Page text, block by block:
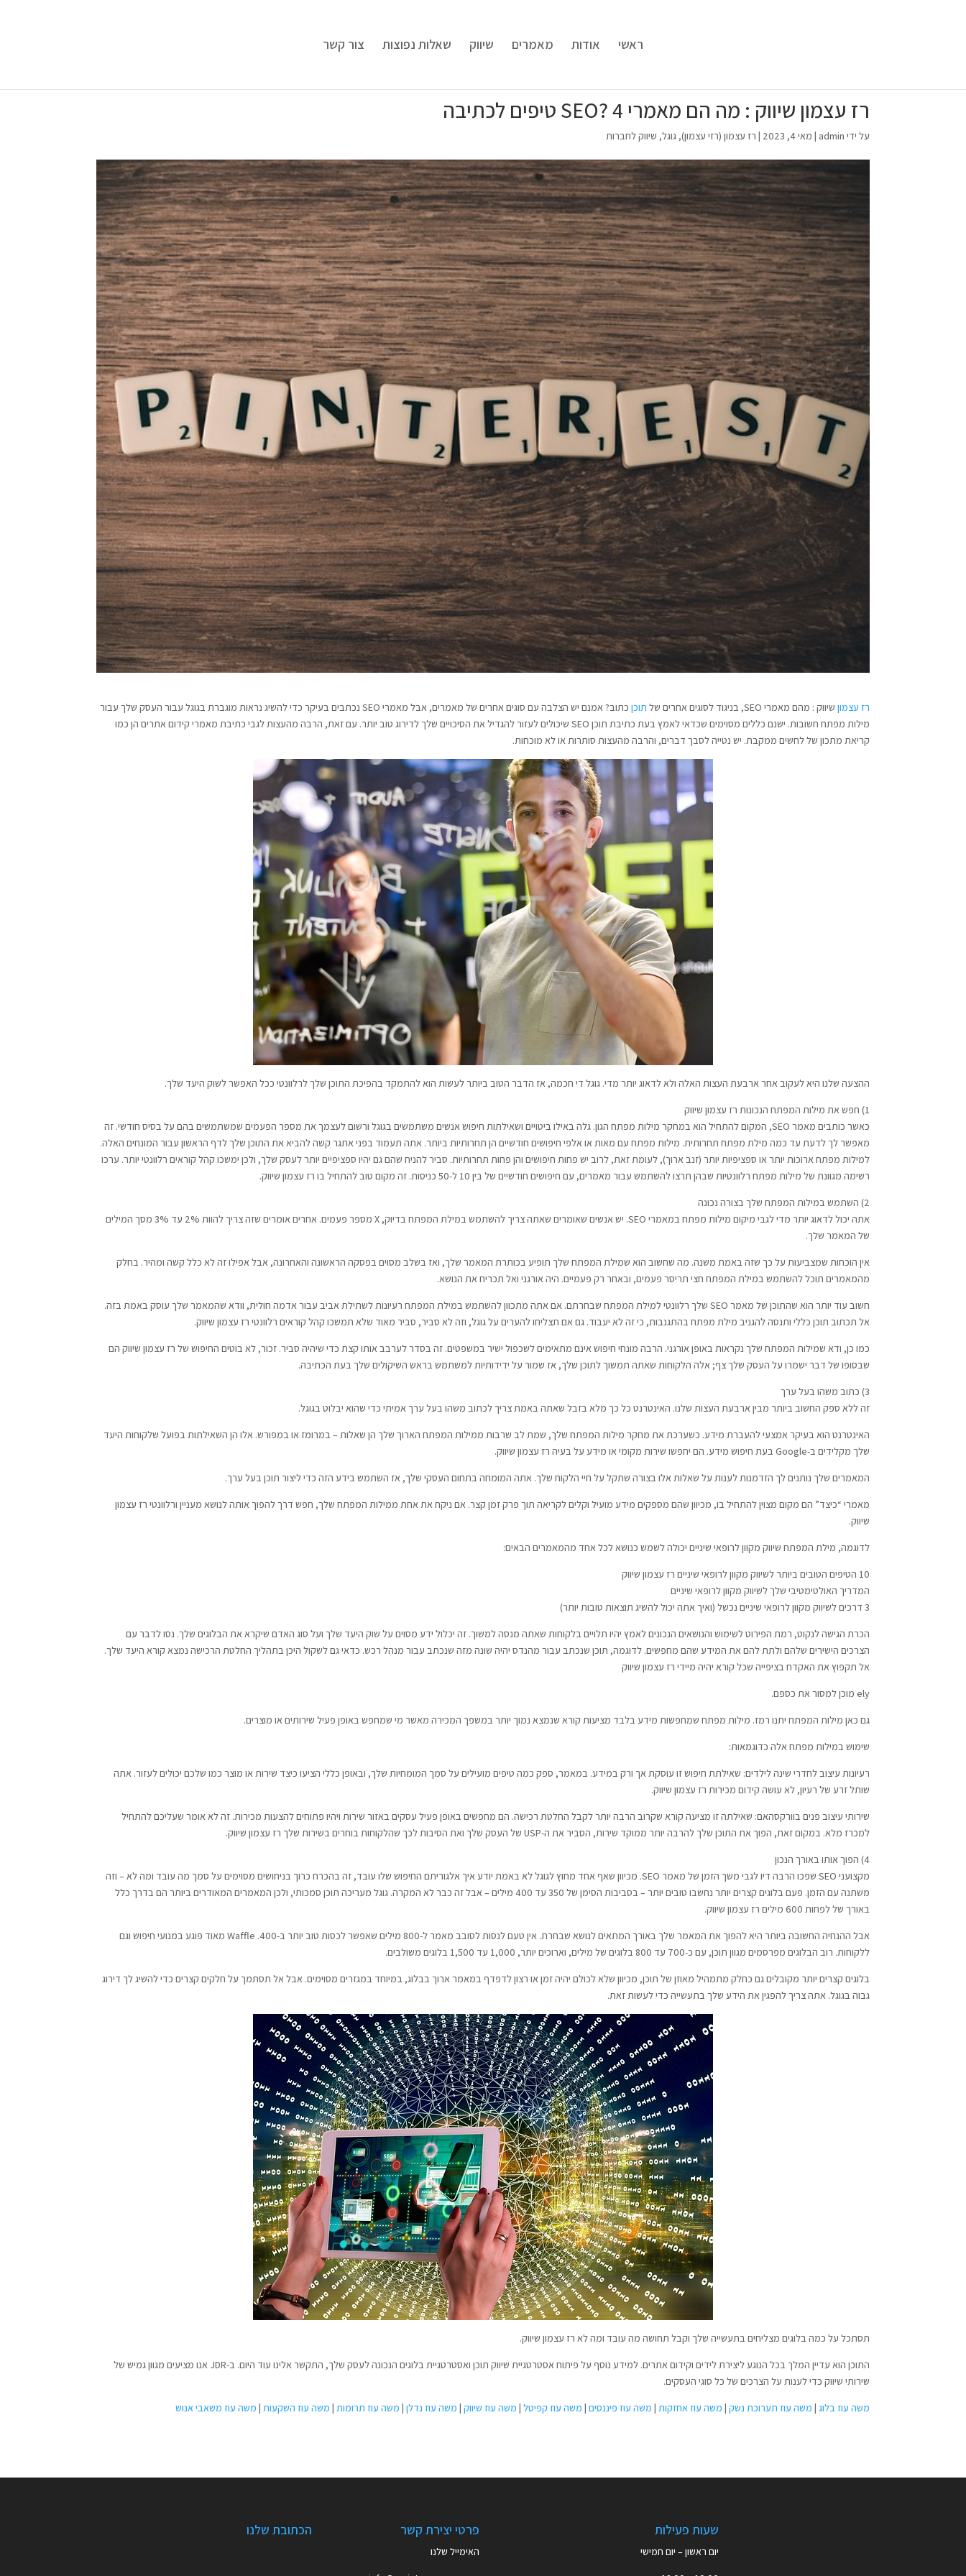
ראשי אודות מאמרים שיווק שאלות נפוצות צור קשר
רז עצמון שיווק : מה הם מאמרי SEO? 4 טיפים לכתיבה
על ידי admin
| מאי 4, 2023 | רז עצמון (רזי עצמון),גוגל, שיווק לחברות
רז עצמון שיווק : מהם מאמרי SEO, בניגוד לסוגים אחרים של תוכן
כתוב? אמנם יש הצלבה עם סוגים אחרים של מאמרים, אבל מאמרי SEO נכתבים בעיקר כדי להשיג נראות מוגברת בגוגל עבור העסק שלך עבור
מילות מפתח חשובות. ישנם כללים מסוימים שכדאי לאמץ בעת כתיבת תוכן SEO שיכולים לעזור להגדיל את הסיכויים שלך לדירוג טוב יותר. עם זאת, הרבה מהעצות לגבי כתיבת מאמרי קידום אתרים הן כמו
קריאת מתכון של לחשים ממקבת. יש נטייה לסבך דברים, והרבה מהעצות סותרות או לא מוכחות.
ההצעה שלנו היא לעקוב אחר ארבעת העצות האלה ולא לדאוג יותר מדי. גוגל די חכמה, אז הדבר הטוב ביותר לעשות הוא להתמקד בהפיכת התוכן שלך לרלוונטי ככל האפשר לשוק היעד שלך.
1) חפש את מילות המפתח הנכונות רז עצמון שיווק
כאשר כותבים מאמר SEO, המקום להתחיל הוא במחקר מילות מפתח הגון. גלה באילו ביטויים ושאילתות חיפוש אנשים משתמשים בגוגל ורשום לעצמך את מספר הפעמים שמשתמשים בהם על בסיס חודשי. זה
מאפשר לך לדעת עד כמה מילת מפתח תחרותית. מילות מפתח עם מאות או אלפי חיפושים חודשיים הן תחרותיות ביותר. אתה תעמוד בפני אתגר קשה להביא את התוכן שלך לדף הראשון עבור המונחים האלה.
למילות מפתח ארוכות יותר או ספציפיות יותר (זנב ארוך), לעומת זאת, לרוב יש פחות חיפושים והן פחות תחרותיות. סביר להניח שהם גם יהיו ספציפיים יותר לעסק שלך, ולכן ימשכו קהל קוראים רלוונטי יותר. ערכו
רשימה מגוונת של מילות מפתח רלוונטיות שבהן תרצו להשתמש עבור מאמרים, עם חיפושים חודשיים של בין 10 ל-50 כניסות. זה מקום טוב להתחיל בו רז עצמון שיווק.
2) השתמש במילות המפתח שלך בצורה נכונה
אתה יכול לדאוג יותר מדי לגבי מיקום מילות מפתח במאמרי SEO. יש אנשים שאומרים שאתה צריך להשתמש במילת המפתח בדיוק, X מספר פעמים. אחרים אומרים שזה צריך להוות 2% עד 3% מסך המילים
של המאמר שלך.
אין הוכחות שמצביעות על כך שזה באמת משנה. מה שחשוב הוא שמילת המפתח שלך תופיע בכותרת המאמר שלך, ואז בשלב מסוים בפסקה הראשונה והאחרונה, אבל אפילו זה לא כלל קשה ומהיר. בחלק
מהמאמרים תוכל להשתמש במילת המפתח חצי תריסר פעמים, ובאחר רק פעמיים. היה אורגני ואל תכריח את הנושא.
חשוב עוד יותר הוא שהתוכן של מאמר SEO שלך רלוונטי למילת המפתח שבחרתם. אם אתה מתכוון להשתמש במילת המפתח רעיונות לשתילת אביב עבור אדמה חולית, וודא שהמאמר שלך עוסק באמת בזה.
אל תכתוב תוכן כללי ותנסה להגניב מילת מפתח בהתגנבות, כי זה לא יעבוד. גם אם תצליחו להערים על גוגל, וזה לא סביר, סביר מאוד שלא תמשכו קהל קוראים רלוונטי רז עצמון שיווק.
כמו כן, ודא שמילות המפתח שלך נקראות באופן אורגני. הרבה מונחי חיפוש אינם מתאימים לשכפול ישיר במשפטים. זה בסדר לערבב אותו קצת כדי שיהיה סביר. זכור, לא בוטים החיפוש של רז עצמון שיווק הם
שבסופו של דבר ישמרו על העסק שלך צף; אלה הלקוחות שאתה תמשוך לתוכן שלך, אז שמור על ידידותיות למשתמש בראש השיקולים שלך בעת הכתיבה.
3) כתוב משהו בעל ערך
זה ללא ספק החשוב ביותר מבין ארבעת העצות שלנו. האינטרנט כל כך מלא בזבל שאתה באמת צריך לכתוב משהו בעל ערך אמיתי כדי שהוא יבלוט בגוגל.
האינטרנט הוא בעיקר אמצעי להעברת מידע. כשערכת את מחקר מילות המפתח שלך, שמת לב שרבות ממילות המפתח הארוך שלך הן שאלות – במרומז או במפורש. אלו הן השאילתות בפועל שלקוחות היעד
שלך מקלידים ב-Google בעת חיפוש מידע. הם יחפשו שירות מקומי או מידע על בעיה רז עצמון שיווק.
המאמרים שלך נותנים לך הזדמנות לענות על שאלות אלו בצורה שתקל על חיי הלקוח שלך. אתה המומחה בתחום העסקי שלך, אז השתמש בידע הזה כדי ליצור תוכן בעל ערך.
מאמרי “כיצד” הם מקום מצוין להתחיל בו, מכיוון שהם מספקים מידע מועיל וקלים לקריאה תוך פרק זמן קצר. אם ניקח את אחת ממילות המפתח שלך, חפש דרך להפוך אותה לנושא מעניין ורלוונטי רז עצמון
שיווק.
לדוגמה, מילת המפתח שיווק מקוון לרופאי שיניים יכולה לשמש כנושא לכל אחד מהמאמרים הבאים:
10 הטיפים הטובים ביותר לשיווק מקוון לרופאי שיניים רז עצמון שיווק
המדריך האולטימטיבי שלך לשיווק מקוון לרופאי שיניים
3 דרכים לשיווק מקוון לרופאי שיניים נכשל (ואיך אתה יכול להשיג תוצאות טובות יותר)
הכרת הגישה לנקוט, רמת הפירוט לשימוש והנושאים הנכונים לאמץ יהיו תלויים בלקוחות שאתה מנסה למשוך. זה יכלול ידע מסוים על שוק היעד שלך ועל סוג האדם שיקרא את הבלוגים שלך. נסו לדבר עם
הצרכים הישירים שלהם ולתת להם את המידע שהם מחפשים. לדוגמה, תוכן שנכתב עבור מהנדס יהיה שונה מזה שנכתב עבור מנהל רכש. כדאי גם לשקול היכן בתהליך החלטת הרכישה נמצא קורא היעד שלך.
אל תקפוץ את האקדח בציפייה שכל קורא יהיה מיידי רז עצמון שיווק
ely מוכן למסור את כספם.
גם כאן מילות המפתח יתנו רמז. מילות מפתח שמחפשות מידע בלבד מציעות קורא שנמצא נמוך יותר במשפך המכירה מאשר מי שמחפש באופן פעיל שירותים או מוצרים.
שימוש במילות מפתח אלה כדוגמאות:
רעיונות עיצוב לחדרי שינה לילדים: שאילתת חיפוש זו עוסקת אך ורק במידע. במאמר, ספק כמה טיפים מועילים על סמך המומחיות שלך, ובאופן כללי הציעו כיצד שירות או מוצר כמו שלכם יכולים לעזור. אתה
שותל זרע של רעיון, לא עושה קידום מכירות רז עצמון שיווק.
שירותי עיצוב פנים בוורקסהאם: שאילתה זו מציעה קורא שקרוב הרבה יותר לקבל החלטת רכישה. הם מחפשים באופן פעיל עסקים באזור שירות ויהיו פתוחים להצעות מכירות. זה לא אומר שעליכם להתחיל
למכרז מלא. במקום זאת, הפוך את התוכן שלך להרבה יותר ממוקד שירות, הסביר את ה-USP של העסק שלך ואת הסיבות לכך שהלקוחות בוחרים בשירות שלך רז עצמון שיווק.
4) הפוך אותו באורך הנכון
מקצועני SEO שפכו הרבה דיו לגבי משך הזמן של מאמר SEO. מכיוון שאף אחד מחוץ לגוגל לא באמת יודע איך אלגוריתם החיפוש שלו עובד, זה בהכרח כרוך בניחושים מסוימים על סמך מה עובד ומה לא – וזה
משתנה עם הזמן. פעם בלוגים קצרים יותר נחשבו טובים יותר – בסביבות הסימן של 350 עד 400 מילים – אבל זה כבר לא המקרה. גוגל מעריכה תוכן סמכותי, ולכן המאמרים המאודרים ביותר הם בדרך כלל
באורך של לפחות 600 מילים רז עצמון שיווק.
אבל ההנחיה החשובה ביותר היא להפוך את המאמר שלך באורך המתאים לנושא שבחרת. אין טעם לנסות לסובב מאמר ל-800 מילים שאפשר לכסות טוב יותר ב-400. Waffle מאוד פוגע במנועי חיפוש וגם
ללקוחות. רוב הבלוגים מפרסמים מגוון תוכן, עם כ-700 עד 800 בלוגים של מילים, וארוכים יותר, 1,000 עד 1,500 בלוגים משולבים.
בלוגים קצרים יותר מקובלים גם כחלק מתמהיל מאוזן של תוכן, מכיוון שלא לכולם יהיה זמן או רצון לדפדף במאמר ארוך בבלוג, במיוחד במגזרים מסוימים. אבל אל תסתמך על חלקים קצרים כדי להשיג לך דירוג
גבוה בגוגל. אתה צריך להפגין את הידע שלך בתעשייה כדי לעשות זאת.
תסתכל על כמה בלוגים מצליחים בתעשייה שלך וקבל תחושה מה עובד ומה לא רז עצמון שיווק.
התוכן הוא עדיין המלך בכל הנוגע ליצירת לידים וקידום אתרים. למידע נוסף על פיתוח אסטרטגיית שיווק תוכן ואסטרטגיית בלוגים הנכונה לעסק שלך, התקשר אלינו עוד היום. ב-JDR אנו מציעים מגוון גמיש של
שירותי שיווק כדי לענות על הצרכים של כל סוגי העסקים.
משה עוז בלוג | משה עוז תערוכת נשק | משה עוז אחזקות | משה עוז פיננסים | משה עוז קפיטל | משה עוז שיווק | משה עוז נדלן | משה עוז תרומות | משה עוז השקעות | משה עוז משאבי אנוש
הכתובת שלנו פרטי יצירת קשר
האימייל שלנו
שעות פעילות
יום ראשון – יום חמישי